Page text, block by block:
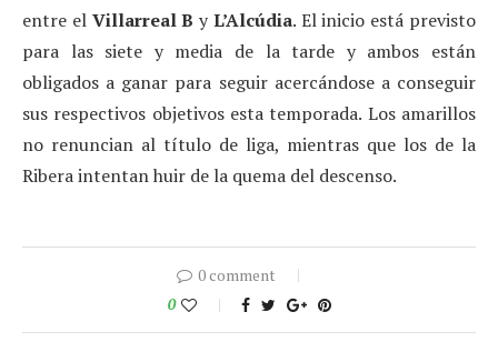
entre el Villarreal ByL’Alcúdia. El inicio está previsto
para las siete y media de la tarde y ambos están
obligados a ganar para seguir acercándose a conseguir
sus respectivos objetivos esta temporada. Los amarillos
no renuncian al título de liga, mientras que los de la
Ribera intentan huir de la quema del descenso.
0 comment
0